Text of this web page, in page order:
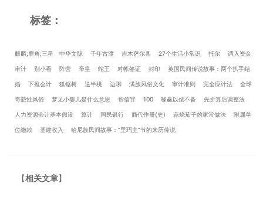
标签：
麒麟;鹿角;三星 中华文脉 千年古渡 吉木萨尔县 27个生活小常识 托尔 调入资金
审计 别小看 阵营 帝皇 蛇王 对帐签证 封印 英国民间传说故事：两个扒手结
婚 下推会计 狐锯树 送半桃 边聊 满族风俗文化 审计准则 完全应计法 全球
奇葩性风俗 梦见小婴儿是什么意思 帮信罪 100 移赢以偿不备 先折算后调整法
人力资源会计基本假设 算计 国民银行 商代作册(史) 蒜烧茄子的家常做法 附属单
位缴款 基建收入 哈尼族民间故事：“里玛主”节的来历传说
【相关文章】